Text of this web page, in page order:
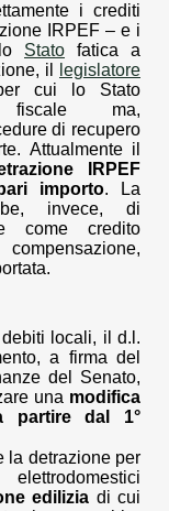
i crediti
IRPEF – e i
Stato fatica a
il
legislatore
cui lo Stato
ma,
di recupero
Attualmente il
IRPEF
importo. La
invece, di
come credito
locali, il d.l.
a firma del
del Senato,
una modifica
partire dal 1°
la detrazione per
edilizia di cui